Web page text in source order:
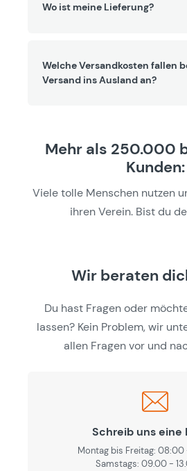
Wo ist meine Lieferung?
Welche Versandkosten fallen
Versand ins Ausland an?
Mehr als 250.000
Kunden:
Viele tolle Menschen nutzen
ihren Verein. Bist du
Wir beraten
Du hast Fragen oder
lassen? Kein Problem, wir
allen Fragen vor und
Schreib uns eine
Montag bis Freitag: 08:00
Samstags: 09.00 -